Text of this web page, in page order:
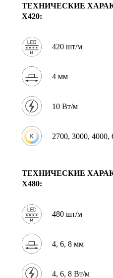
ТЕХНИЧЕСКИЕ
X420:
420 шт/м
4 мм
10 Вт/м
2700, 3000, 4000,
ТЕХНИЧЕСКИЕ
X480:
480 шт/м
4, 6, 8 мм
4, 6, 8 Вт/м